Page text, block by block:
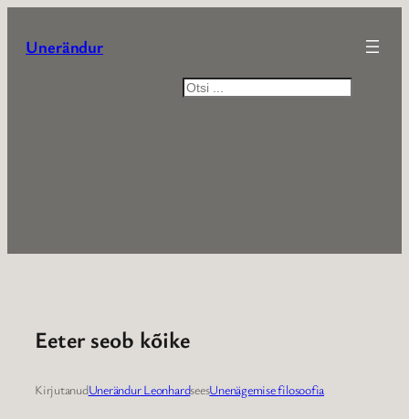
sisuUnerändur
Otsi
Eeter seob kõike
KirjutanudUnerändur LeonhardseesUnenägemise filosoofia